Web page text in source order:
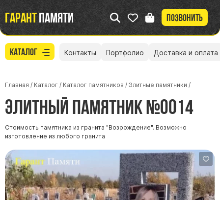
Гарантпамяти Позвонить
Каталог Контакты Портфолио Доставка и оплата
Главная / Каталог / Каталог памятников / Элитные памятники /
Элитный памятник №0014
Стоимость памятника из гранита "Возрождение". Возможно
изготовление из любого гранита